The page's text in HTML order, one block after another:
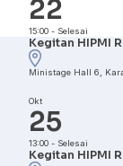
22
15:00 - Selesai
Kegitan HIPMI
Ministage Hall 6,
Okt
25
13:00 - Selesai
Kegitan HIPMI